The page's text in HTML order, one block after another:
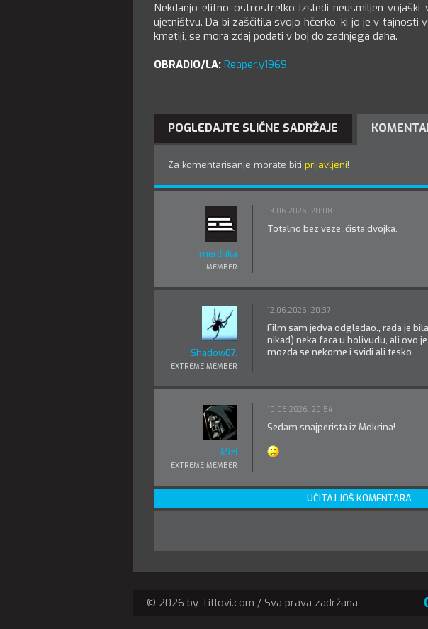
Nekdanjo elitno ostrostrelko izsledi neusmiljen
ujetništvu. Da bi zaščitila svojo hčerko, ki jo je v tajnosti
kmetiji, se mora zdaj podati v boj do zadnjega daha.
OBRADIO/LA: Reaper.y1969
POGLEDAJTE SLIČNE SADRŽAJE
Za komentarisanje morate biti prijavljeni!
merl!nka
MEMBER
13.06.2026. 20:08
Totalno bez veze ,čista dvojka.
Shadow07.
EXTREME MEMBER
12.06.2026. 20:37
Film sam jedva odgledao., rada je
nikad) neka faca u holivudu, ali ovo
mozda se nekome i svidi ali tesko....
Mizi
EXTREME MEMBER
10.06.2026. 20:54
Sedam snajperista iz Mokrina!
UČITAJ JOŠ KOMENTARA
© 2026 by Titlovi.com / Sva prava zadržana